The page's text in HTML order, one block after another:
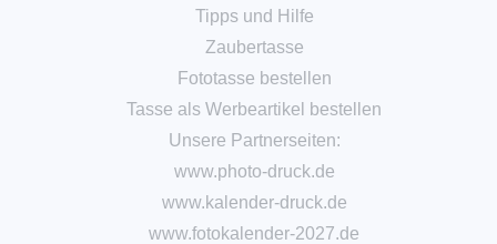
Tipps und Hilfe
Zaubertasse
Fototasse bestellen
Tasse als Werbeartikel bestellen
Unsere Partnerseiten:
www.photo-druck.de
www.kalender-druck.de
www.fotokalender-2027.de